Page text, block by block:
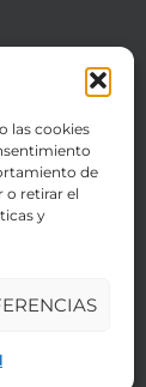
las cookies
de
o retirar el
y